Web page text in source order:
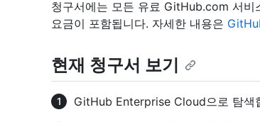
청구서에는 모든 유료 GitHub.com 서
요금이 포함됩니다. 자세한 내용은
현재 청구서 보기
GitHub Enterprise Cloud으로 탐색